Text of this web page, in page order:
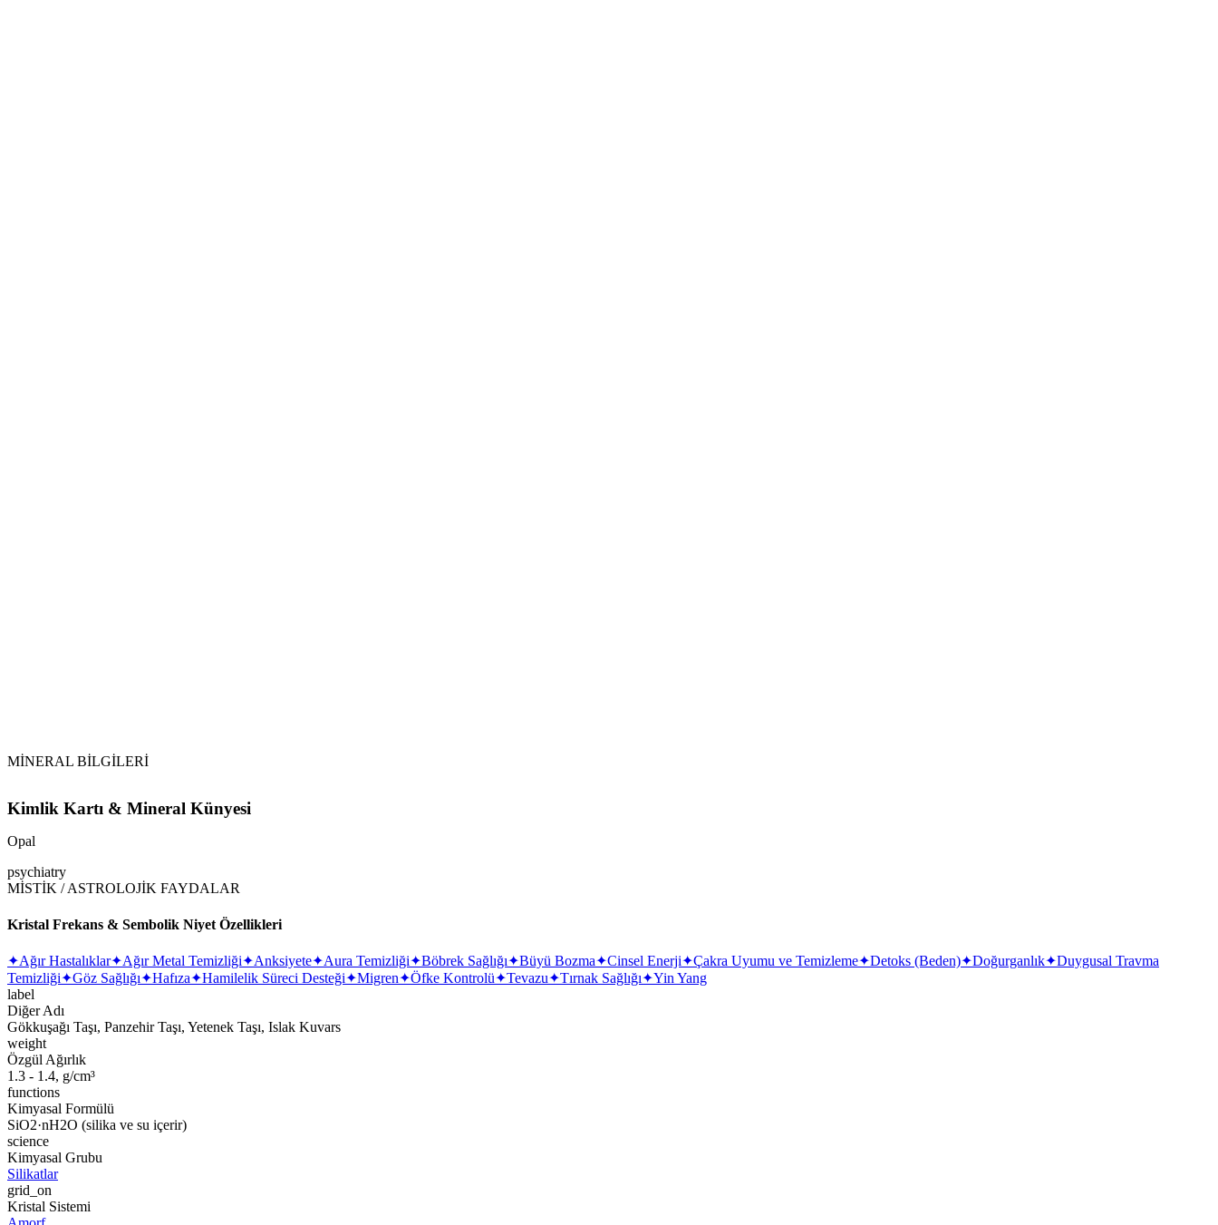
MİNERAL BİLGİLERİ
Kimlik Kartı & Mineral Künyesi
Opal
psychiatry
MİSTİK / ASTROLOJİK FAYDALAR
Kristal Frekans & Sembolik Niyet Özellikleri
✦Ağır Hastalıklar✦Ağır Metal Temizliği✦Anksiyete✦Aura Temizliği✦Böbrek Sağlığı✦Büyü Bozma✦Cinsel Enerji✦Çakra Uyumu ve Temizleme✦Detoks (Beden)✦Doğurganlık✦Duygusal Travma
Temizliği✦Göz Sağlığı✦Hafıza✦Hamilelik Süreci Desteği✦Migren✦Öfke Kontrolü✦Tevazu✦Tırnak Sağlığı✦Yin Yang
label
Diğer Adı
Gökkuşağı Taşı, Panzehir Taşı, Yetenek Taşı, Islak Kuvars
weight
Özgül Ağırlık
1.3 - 1.4, g/cm³
functions
Kimyasal Formülü
SiO2·nH2O (silika ve su içerir)
science
Kimyasal Grubu
Silikatlar
grid_on
Kristal Sistemi